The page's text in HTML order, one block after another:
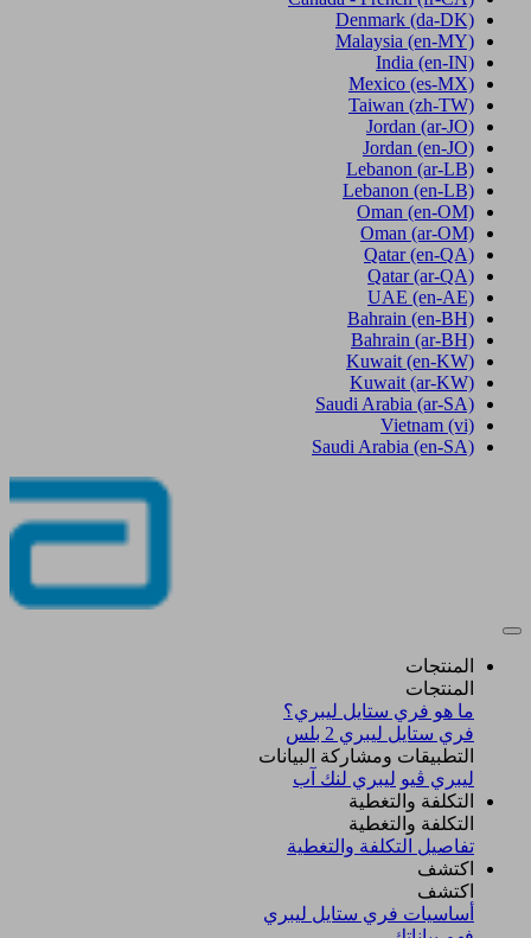
Denmark (da-DK)
Malaysia (en-MY)
India (en-IN)
Mexico (es-MX)
Taiwan (zh-TW)
Jordan (ar-JO)
Jordan (en-JO)
Lebanon (ar-LB)
Lebanon (en-LB)
Oman (en-OM)
Oman (ar-OM)
Qatar (en-QA)
Qatar (ar-QA)
UAE (en-AE)
Bahrain (en-BH)
Bahrain (ar-BH)
Kuwait (en-KW)
Kuwait (ar-KW)
Saudi Arabia (ar-SA)
Vietnam (vi)
Saudi Arabia (en-SA)
المنتجات
المنتجات
ما هو فري ستايل ليبري؟
فري ستايل ليبري 2 بلس​
التطبيقات ومشاركة البيانات
ليبري ڤيو ليبري لنك آب
التكلفة والتغطية
التكلفة والتغطية
تفاصيل التكلفة والتغطية
اكتشف​
اكتشف​
أساسيات فري ستايل ليبري